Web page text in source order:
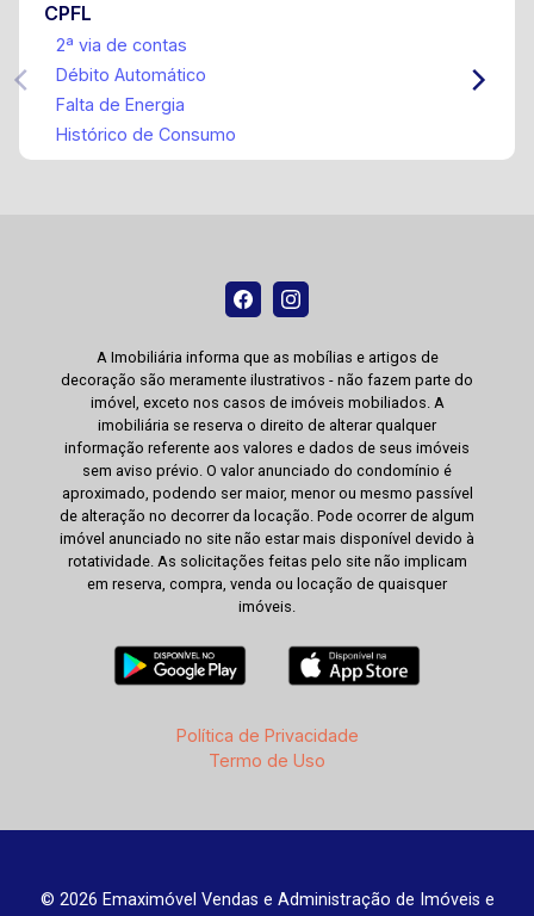
CPFL
2ª via de contas
Débito Automático
Falta de Energia
Histórico de Consumo
A Imobiliária informa que as mobílias e artigos de
decoração são meramente ilustrativos - não fazem parte do
imóvel, exceto nos casos de imóveis mobiliados. A
imobiliária se reserva o direito de alterar qualquer
informação referente aos valores e dados de seus imóveis
sem aviso prévio. O valor anunciado do condomínio é
aproximado, podendo ser maior, menor ou mesmo passível
de alteração no decorrer da locação. Pode ocorrer de algum
imóvel anunciado no site não estar mais disponível devido à
rotatividade. As solicitações feitas pelo site não implicam
em reserva, compra, venda ou locação de quaisquer
imóveis.
Política de Privacidade
Termo de Uso
© 2026 Emaximóvel Vendas e Administração de Imóveis e